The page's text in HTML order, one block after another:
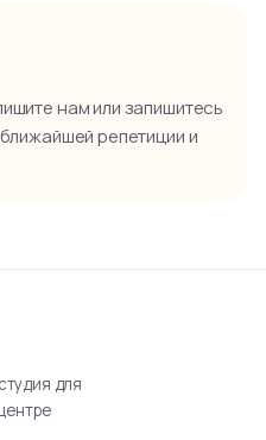
нам или запишитесь
репетиции и
для